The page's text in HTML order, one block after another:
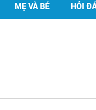
MẸ VÀ BÉ HỎI